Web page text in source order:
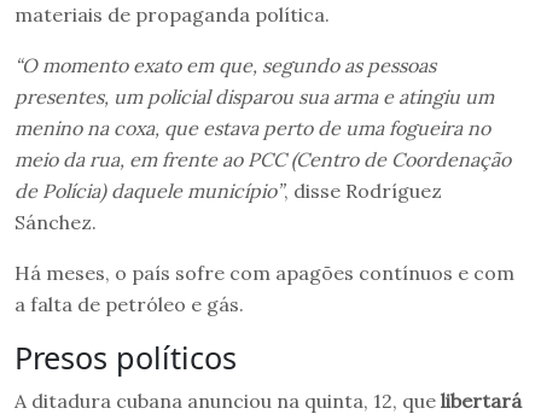
materiais de propaganda política.
“O momento exato em que, segundo as pessoas
presentes, um policial disparou sua arma e atingiu um
menino na coxa, que estava perto de uma fogueira no
meio da rua, em frente ao PCC (Centro de Coordenação
de Polícia) daquele município”, disse Rodríguez
Sánchez.
Há meses, o país sofre com apagões contínuos e com
a falta de petróleo e gás.
Presos políticos
A ditadura cubana anunciou na quinta, 12, que libertará